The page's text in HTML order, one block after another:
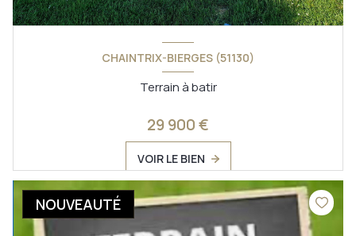
CHAINTRIX-BIERGES (51130)
Terrain à batir
29 900 €
VOIR LE BIEN
NOUVEAUTÉ